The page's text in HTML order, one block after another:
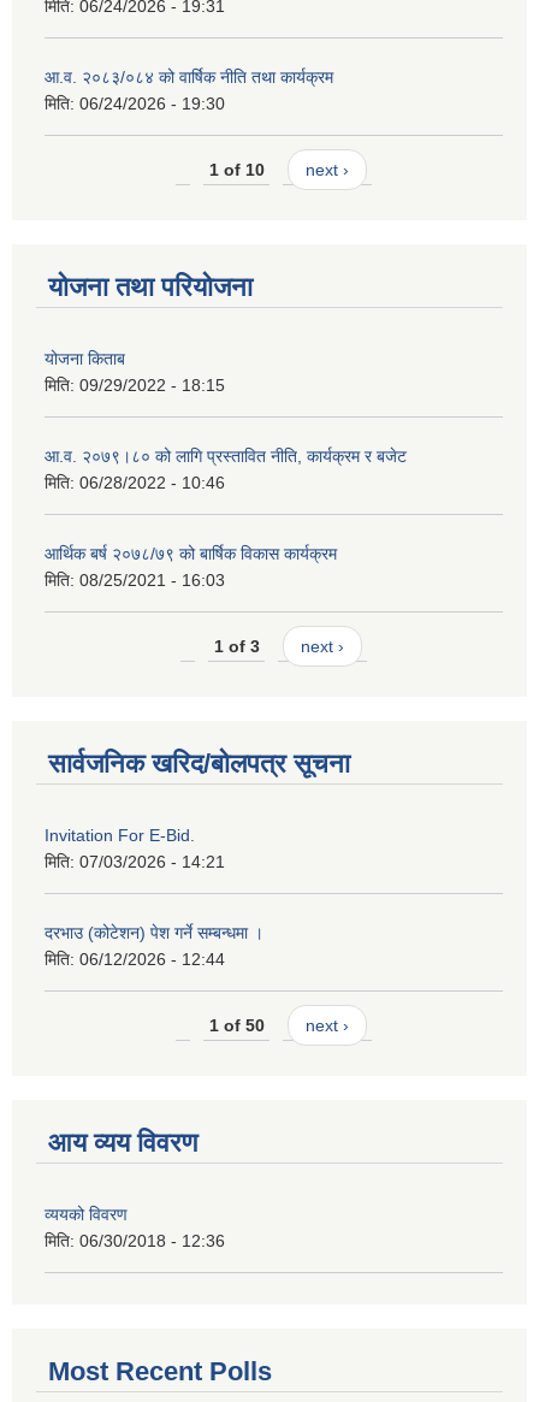
मिति: 06/24/2026 - 19:31
आ.व. २०८३/०८४ को वार्षिक नीति तथा कार्यक्रम
मिति: 06/24/2026 - 19:30
1 of 10 next ›
योजना तथा परियोजना
योजना किताब
मिति: 09/29/2022 - 18:15
आ.व. २०७९।८० को लागि प्रस्तावित नीति, कार्यक्रम र बजेट
मिति: 06/28/2022 - 10:46
आर्थिक बर्ष २०७८/७९ को बार्षिक विकास कार्यक्रम
मिति: 08/25/2021 - 16:03
1 of 3 next ›
सार्वजनिक खरिद/बोलपत्र सूचना
Invitation For E-Bid.
मिति: 07/03/2026 - 14:21
दरभाउ (कोटेशन) पेश गर्ने सम्बन्धमा ।
मिति: 06/12/2026 - 12:44
1 of 50 next ›
आय व्यय विवरण
व्ययको विवरण
मिति: 06/30/2018 - 12:36
Most Recent Polls